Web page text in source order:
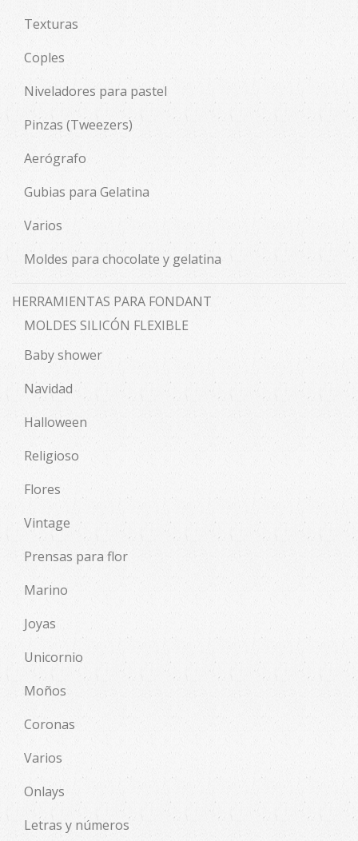
Texturas
Coples
Niveladores para pastel
Pinzas (Tweezers)
Aerógrafo
Gubias para Gelatina
Varios
Moldes para chocolate y gelatina
HERRAMIENTAS PARA FONDANT
MOLDES SILICÓN FLEXIBLE
Baby shower
Navidad
Halloween
Religioso
Flores
Vintage
Prensas para flor
Marino
Joyas
Unicornio
Moños
Coronas
Varios
Onlays
Letras y números